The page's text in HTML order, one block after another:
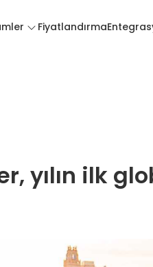
Fiyatlandırma
yılın ilk